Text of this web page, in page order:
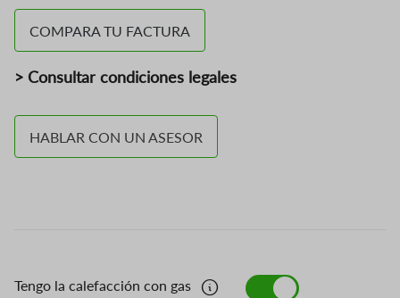
COMPARA TU FACTURA
> Consultar condiciones legales
HABLAR CON UN ASESOR
Tengo la calefacción con gas